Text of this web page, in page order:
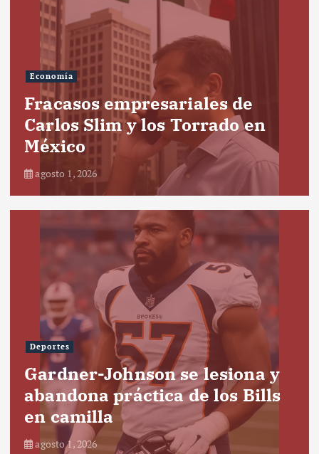
Economía
Fracasos empresariales de
Carlos Slim y los Torrado en
México
agosto 1, 2026
Deportes
Gardner-Johnson se lesiona y
abandona práctica de los Bills
en camilla
agosto 1, 2026